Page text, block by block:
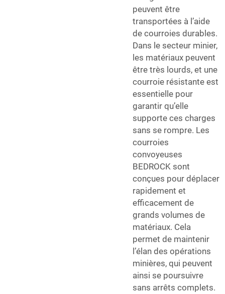
peuvent être
transportées à l’aide
de courroies durables.
Dans le secteur minier,
les matériaux peuvent
être très lourds, et une
courroie résistante est
essentielle pour
garantir qu’elle
supporte ces charges
sans se rompre. Les
courroies
convoyeuses
BEDROCK sont
conçues pour déplacer
rapidement et
efficacement de
grands volumes de
matériaux. Cela
permet de maintenir
l’élan des opérations
minières, qui peuvent
ainsi se poursuivre
sans arrêts complets.